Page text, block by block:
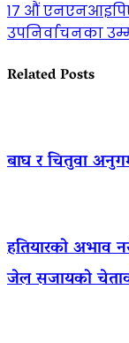
१७ औं एनएनआइपिए
उपनिर्वाचनका
Related Posts
बाघ र चितुवा
हतियारको अभाव
जेल सजायको